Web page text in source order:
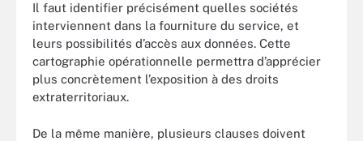
Il faut identifier précisément quelles sociétés
interviennent dans la fourniture du service, et
leurs possibilités d’accès aux données. Cette
cartographie opérationnelle permettra d’apprécier
plus concrètement l’exposition à des droits
extraterritoriaux.
De la même manière, plusieurs clauses doivent